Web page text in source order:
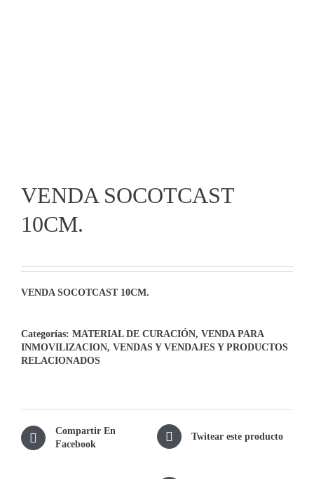
VENDA SOCOTCAST
10CM.
VENDA SOCOTCAST 10CM.
Categorías: MATERIAL DE CURACIÓN, VENDA PARA
INMOVILIZACION, VENDAS Y VENDAJES Y PRODUCTOS
RELACIONADOS
Compartir En
Facebook
Twitear este producto